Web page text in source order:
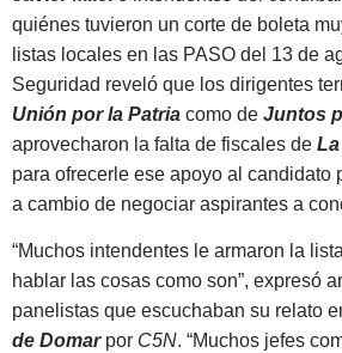
quiénes tuvieron un corte de boleta
listas locales en las PASO del 13 de
Seguridad reveló que los dirigentes
Unión por la Patria como de Juntos
aprovecharon la falta de fiscales de
para ofrecerle ese apoyo al candidato
a cambio de negociar aspirantes a
“Muchos intendentes le armaron la
hablar las cosas como son”, expresó
panelistas que escuchaban su relato
de Domarpor C5N. “Muchos jefes